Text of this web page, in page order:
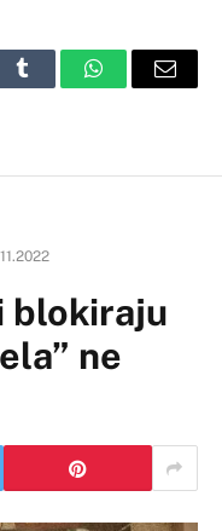
Tumblr WhatsAppEmail
blokiraju
ne